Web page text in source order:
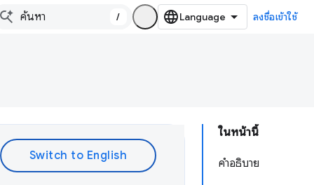
/ ลงชื่อเข้าใช้
ในหน้านี้
คำอธิบาย